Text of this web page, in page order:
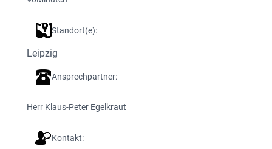
Standort(e):
Leipzig
Ansprechpartner:
Herr Klaus-Peter Egelkraut
Kontakt: